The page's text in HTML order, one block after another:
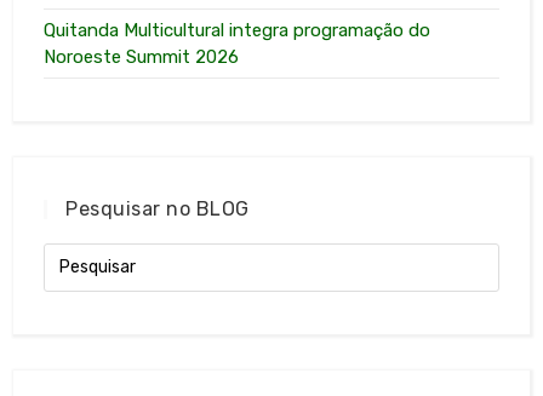
Quitanda Multicultural integra programação do
Noroeste Summit 2026
Pesquisar no BLOG